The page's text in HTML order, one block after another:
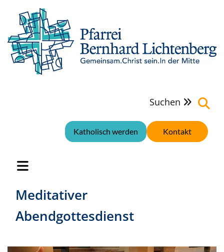
Suchen 
Kontakt
Katholisch werden
Meditativer
Abendgottesdienst